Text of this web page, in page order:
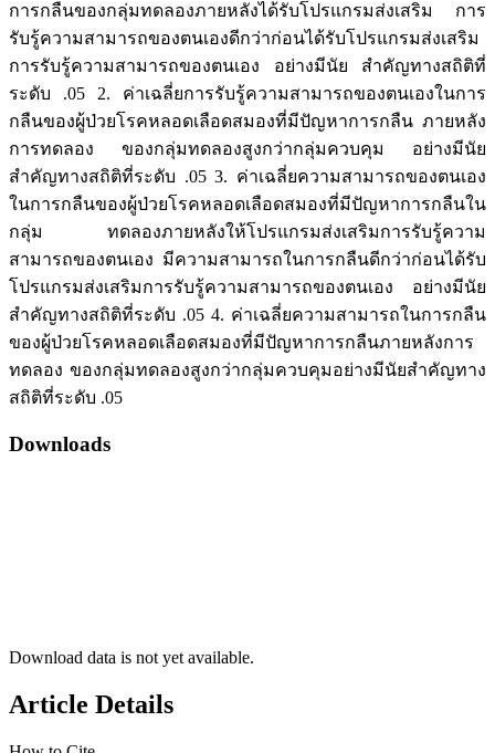
การกลืนของกลุ่มทดลองภายหลังได้รับโปรแกรมส่งเสริม การ
รับรู้ความสามารถของตนเองดีกว่าก่อนได้รับโปรแกรมส่งเสริม
การรับรู้ความสามารถของตนเอง อย่างมีนัย สำคัญทางสถิติที่
ระดับ .05 2. ค่าเฉลี่ยการรับรู้ความสามารถของตนเองในการ
กลืนของผู้ป่วยโรคหลอดเลือดสมองที่มีปัญหาการกลืน ภายหลัง
การทดลอง ของกลุ่มทดลองสูงกว่ากลุ่มควบคุม อย่างมีนัย
สำคัญทางสถิติที่ระดับ .05 3. ค่าเฉลี่ยความสามารถของตนเอง
ในการกลืนของผู้ป่วยโรคหลอดเลือดสมองที่มีปัญหาการกลืนใน
กลุ่ม ทดลองภายหลังให้โปรแกรมส่งเสริมการรับรู้ความ
สามารถของตนเอง มีความสามารถในการกลืนดีกว่าก่อนได้รับ
โปรแกรมส่งเสริมการรับรู้ความสามารถของตนเอง อย่างมีนัย
สำคัญทางสถิติที่ระดับ .05 4. ค่าเฉลี่ยความสามารถในการกลืน
ของผู้ป่วยโรคหลอดเลือดสมองที่มีปัญหาการกลืนภายหลังการ
ทดลอง ของกลุ่มทดลองสูงกว่ากลุ่มควบคุมอย่างมีนัยสำคัญทาง
สถิติที่ระดับ .05
Downloads
Download data is not yet available.
Article Details